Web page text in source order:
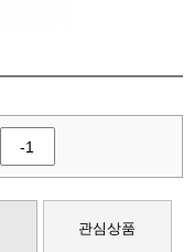
-1
관심상품